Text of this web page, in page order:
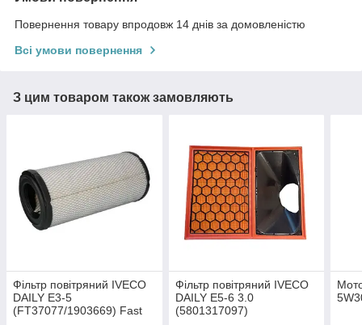
Повернення товару впродовж 14 днів за домовленістю
Всі умови повернення
З цим товаром також замовляють
Фільтр повітряний IVECO
DAILY Е3-5
(FT37077/1903669) Fast
Фільтр повітряний IVECO
DAILY Е5-6 3.0
(5801317097)